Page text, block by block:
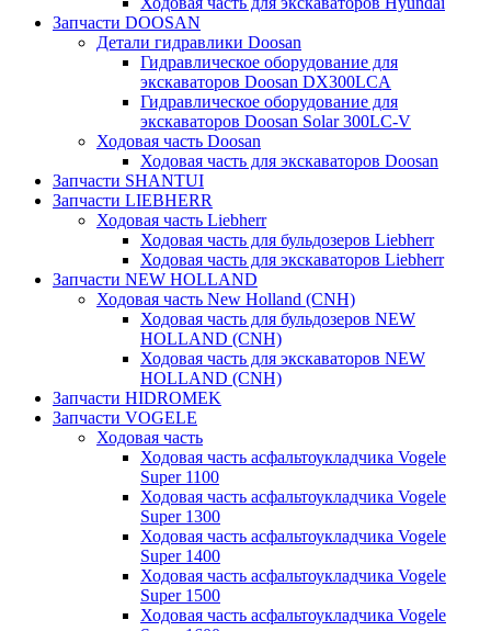
Запчасти DOOSAN
Детали гидравлики Doosan
Гидравлическое оборудование для
экскаваторов Doosan DX300LCA
Гидравлическое оборудование для
экскаваторов Doosan Solar 300LC-V
Ходовая часть Doosan
Ходовая часть для экскаваторов Doosan
Запчасти SHANTUI
Запчасти LIEBHERR
Ходовая часть Liebherr
Ходовая часть для бульдозеров Liebherr
Ходовая часть для экскаваторов Liebherr
Запчасти NEW HOLLAND
Ходовая часть New Holland (CNH)
Ходовая часть для бульдозеров NEW
HOLLAND (CNH)
Ходовая часть для экскаваторов NEW
HOLLAND (CNH)
Запчасти HIDROMEK
Запчасти VOGELE
Ходовая часть
Ходовая часть асфальтоукладчика Vogele
Super 1100
Ходовая часть асфальтоукладчика Vogele
Super 1300
Ходовая часть асфальтоукладчика Vogele
Super 1400
Ходовая часть асфальтоукладчика Vogele
Super 1500
Ходовая часть асфальтоукладчика Vogele